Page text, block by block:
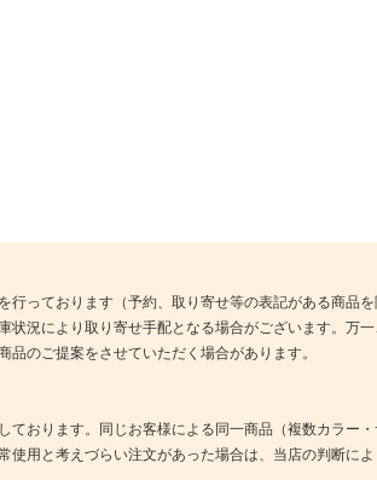
行っております（予約、取り寄せ等の表記がある商品
状況により取り寄せ手配となる場合がございます。万
のご提案をさせていただく場合があります。
ております。同じお客様による同一商品（複数カラー
使用と考えづらい注文があった場合は、当店の判断に